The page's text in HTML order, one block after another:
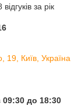
за рік
19, Київ, Україна
09:30 до 18:30